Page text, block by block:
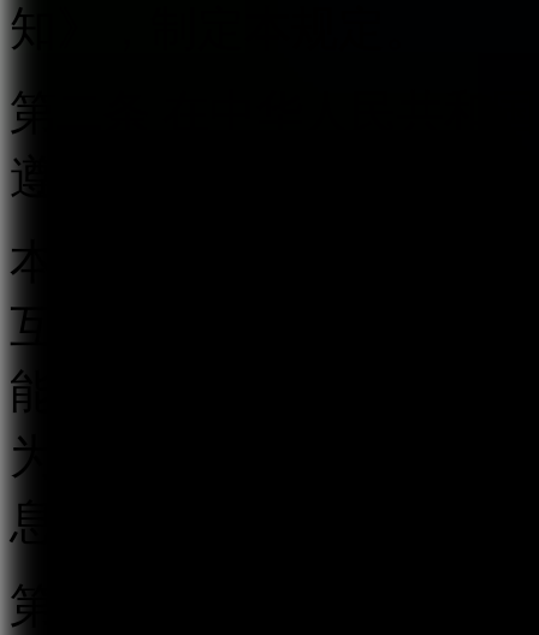
知》，制定本规定。
第二条 在中华人民共和
遵守本规定。
本规定所称跟帖评论服
互动传播平台以及其他
能的传播平台，以发帖
为用户提供发表文字、
息的服务。
第三条 国家互联网信息